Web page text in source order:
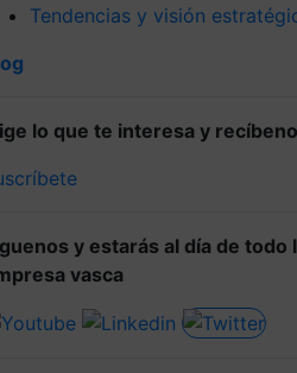
Tendencias y visión
lo que te interesa y
y estarás al día de todo
vasca